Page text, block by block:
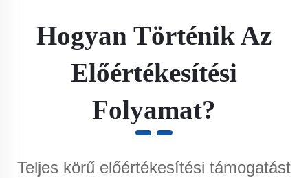
Hogyan Történik Az
Előértékesítési
Folyamat?
Teljes körű előértékesítési támogatást